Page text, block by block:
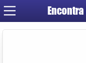
Encontra